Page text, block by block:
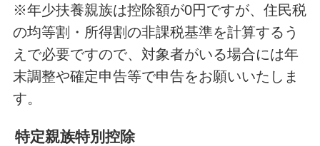
※年少扶養親族は控除額が0円ですが、住民税
の均等割・所得割の非課税基準を計算するう
えで必要ですので、対象者がいる場合には年
末調整や確定申告等で申告をお願いいたしま
す。
特定親族特別控除